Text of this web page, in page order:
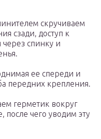
скручиваем
сзади, доступ к
через спинку и
ее спереди и
передних крепления.
герметик вокруг
чего уводим эту